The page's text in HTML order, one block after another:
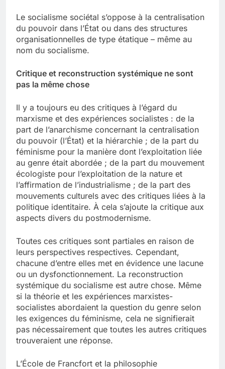
Le socialisme sociétal s’oppose à la centralisation
du pouvoir dans l’État ou dans des structures
organisationnelles de type étatique – même au
nom du socialisme.
Critique et reconstruction systémique ne sont
pas la même chose
Il y a toujours eu des critiques à l’égard du
marxisme et des expériences socialistes : de la
part de l’anarchisme concernant la centralisation
du pouvoir (l’État) et la hiérarchie ; de la part du
féminisme pour la manière dont l’exploitation liée
au genre était abordée ; de la part du mouvement
écologiste pour l’exploitation de la nature et
l’affirmation de l’industrialisme ; de la part des
mouvements culturels avec des critiques liées à la
politique identitaire. À cela s’ajoute la critique aux
aspects divers du postmodernisme.
Toutes ces critiques sont partiales en raison de
leurs perspectives respectives. Cependant,
chacune d’entre elles met en évidence une lacune
ou un dysfonctionnement. La reconstruction
systémique du socialisme est autre chose. Même
si la théorie et les expériences marxistes-
socialistes abordaient la question du genre selon
les exigences du féminisme, cela ne signifierait
pas nécessairement que toutes les autres critiques
trouveraient une réponse.
L’École de Francfort et la philosophie